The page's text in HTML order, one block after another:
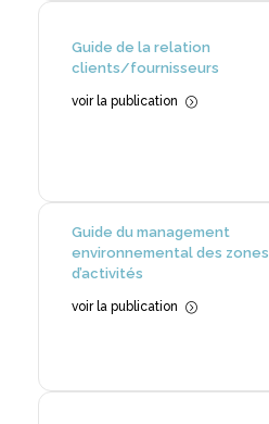
Guide de la relation
clients/fournisseurs
voir la publication =
Guide du management
environnemental des zones
d’activités
voir la publication =